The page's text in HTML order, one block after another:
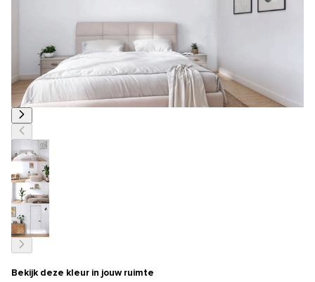
Bekijk deze kleur in jouw ruimte